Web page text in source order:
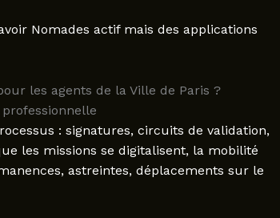
Nomades actif mais des applications
les agents de la Ville de Paris ?
: signatures, circuits de validation,
les missions se digitalisent, la mobilité
astreintes, déplacements sur le